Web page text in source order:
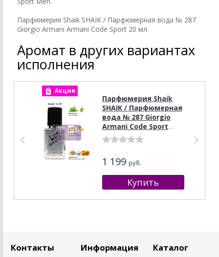
Парфюмерия Shaik SHAIK / Парфюмерная вода № 287
Giorgio Armani Armani Code Sport 20 мл
Аромат в других вариантах
исполнения
Акция
Парфюмерия Shaik
SHAIK / Парфюмерная
вода № 287 Giorgio
Armani Code Sport
Men, 50 мл.
1 199 руб.
Контакты Информация Каталог